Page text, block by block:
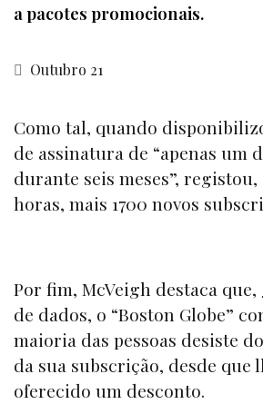
a pacotes promocionais.
Outubro 21
Como tal, quando
de assinatura de “apenas um
durante seis meses”, registou,
horas, mais 1700 novos
Por fim, McVeigh destaca
de dados, o “Boston Globe”
maioria das pessoas desiste
da sua subscrição, desde que
oferecido um desconto.